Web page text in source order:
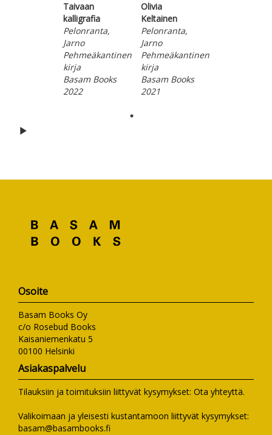
Taivaan
kalligrafia
Pelonranta,
Jarno
Pehmeäkantinen
kirja
Basam Books
2022
Olivia
Keltainen
Pelonranta,
Jarno
Pehmeäkantinen
kirja
Basam Books
2021
Osoite
Basam Books Oy
c/o Rosebud Books
Kaisaniemenkatu 5
00100 Helsinki
Asiakaspalvelu
Tilauksiin ja toimituksiin liittyvät kysymykset: Ota yhteyttä.
Valikoimaan ja yleisesti kustantamoon liittyvät kysymykset:
basam@basambooks.fi